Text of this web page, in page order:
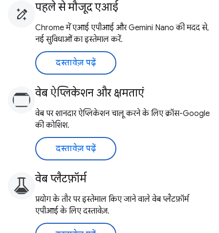
पहले से मौजूद एआई
Chrome में एआई एपीआई और Gemini Nano की मदद से,
नई सुविधाओं का इस्तेमाल करें.
दस्तावेज़ पढ़ें
वेब ऐप्लिकेशन और क्षमताएं
वेब पर शानदार ऐप्लिकेशन चालू करने के लिए क्रॉस-Google
की कोशिश.
दस्तावेज़ पढ़ें
वेब प्लैटफ़ॉर्म
प्रयोग के तौर पर इस्तेमाल किए जाने वाले वेब प्लैटफ़ॉर्म
एपीआई के लिए दस्तावेज़.